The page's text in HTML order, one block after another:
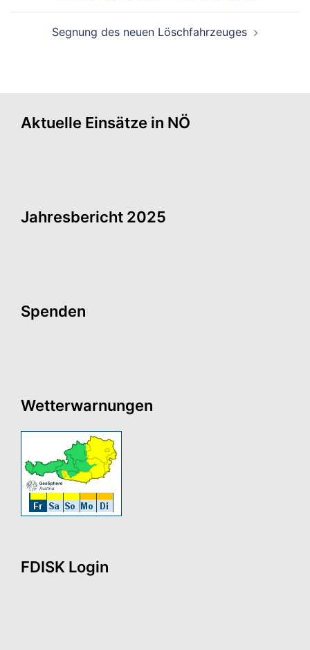
Segnung des neuen Löschfahrzeuges
Aktuelle Einsätze in NÖ
Jahresbericht 2025
Spenden
Wetterwarnungen
FDISK Login